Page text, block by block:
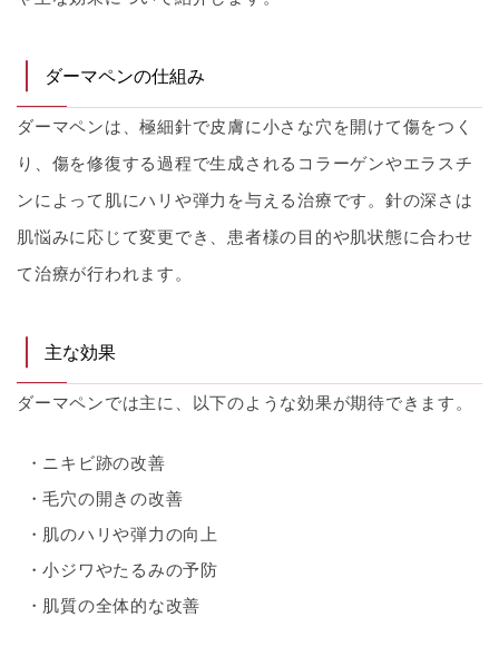
ダーマペンの仕組み
ダーマペンは、極細針で皮膚に小さな穴を開けて傷をつく
り、傷を修復する過程で生成されるコラーゲンやエラスチ
ンによって肌にハリや弾力を与える治療です。針の深さは
肌悩みに応じて変更でき、患者様の目的や肌状態に合わせ
て治療が行われます。
主な効果
ダーマペンでは主に、以下のような効果が期待できます。
ニキビ跡の改善
毛穴の開きの改善
肌のハリや弾力の向上
小ジワやたるみの予防
肌質の全体的な改善